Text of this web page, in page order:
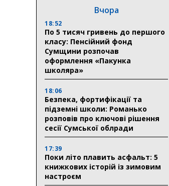
Вчора
18:52
По 5 тисяч гривень до першого
класу: Пенсійний фонд
Сумщини розпочав
оформлення «Пакунка
школяра»
18:06
Безпека, фортифікації та
підземні школи: Романько
розповів про ключові рішення
сесії Сумської облради
17:39
Поки літо плавить асфальт: 5
книжкових історій із зимовим
настроєм